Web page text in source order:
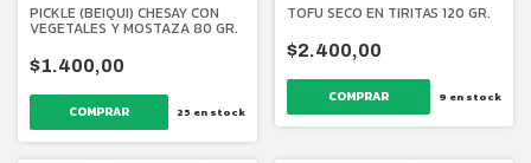
PICKLE (BEIQUI) CHESAY CON
VEGETALES Y MOSTAZA 80 GR.
$1.400,00
25 en stock
TOFU SECO EN TIRITAS 120 GR.
$2.400,00
9 en stock